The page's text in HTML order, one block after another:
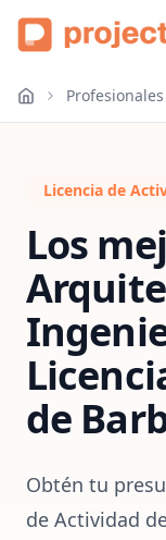
Profesionales
Licencia de
Los
de
Obtén tu
de Actividad